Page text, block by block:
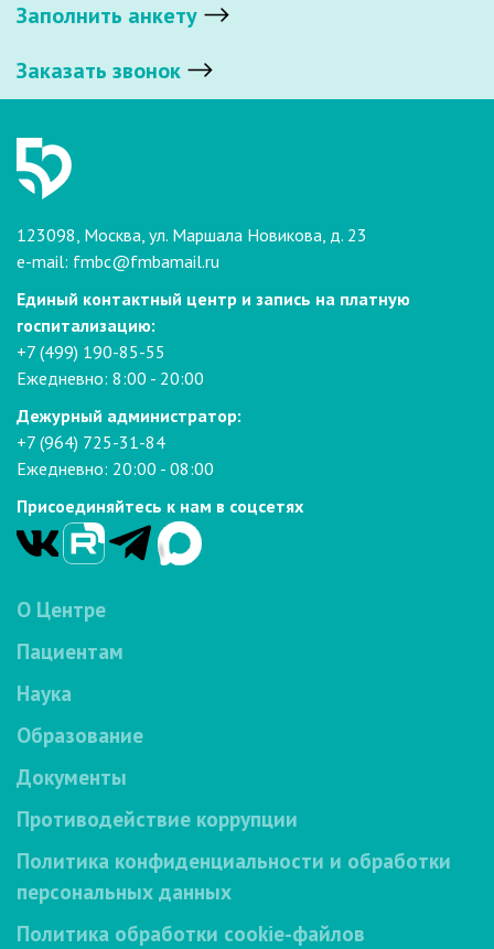
Заполнить анкету
Заказать звонок
123098, Москва, ул. Маршала Новикова, д. 23
e-mail: fmbc@fmbamail.ru
Единый контактный центр и запись на платную
госпитализацию:
+7 (499) 190-85-55
Ежедневно: 8:00 - 20:00
Дежурный администратор:
+7 (964) 725-31-84
Ежедневно: 20:00 - 08:00
Присоединяйтесь к нам в соцсетях
О Центре
Пациентам
Наука
Образование
Документы
Противодействие коррупции
Политика конфиденциальности и обработки
персональных данных
Политика обработки cookie-файлов